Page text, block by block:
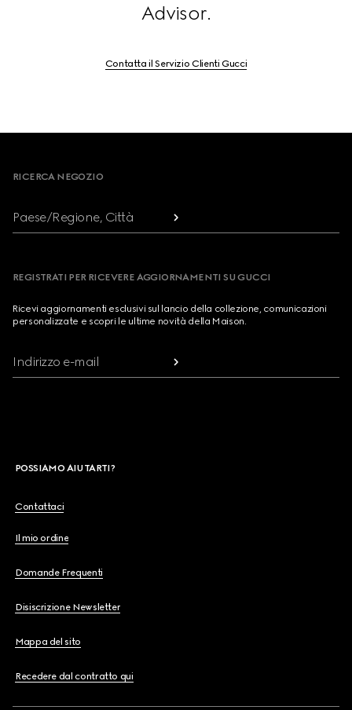
Advisor.
Contatta il Servizio Clienti Gucci
RICERCA NEGOZIO
Paese/Regione, Città
REGISTRATI PER RICEVERE AGGIORNAMENTI SU GUCCI
Ricevi aggiornamenti esclusivi sul lancio della collezione, comunicazioni
personalizzate e scopri le ultime novità della Maison.
Indirizzo e-mail
POSSIAMO AIUTARTI?
Contattaci
Il mio ordine
Domande Frequenti
Disiscrizione Newsletter
Mappa del sito
Recedere dal contratto qui